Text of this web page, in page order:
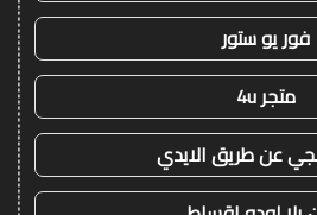
فور يو ستور
متجر 4u
عن طريق الايدي